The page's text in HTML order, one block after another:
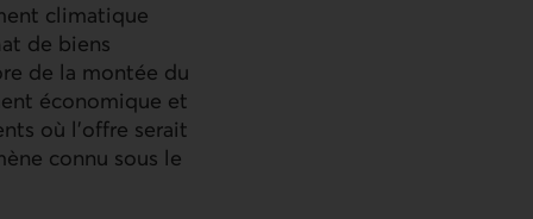
climatique
de biens
de la montée du
économique et
où l’offre serait
connu sous le